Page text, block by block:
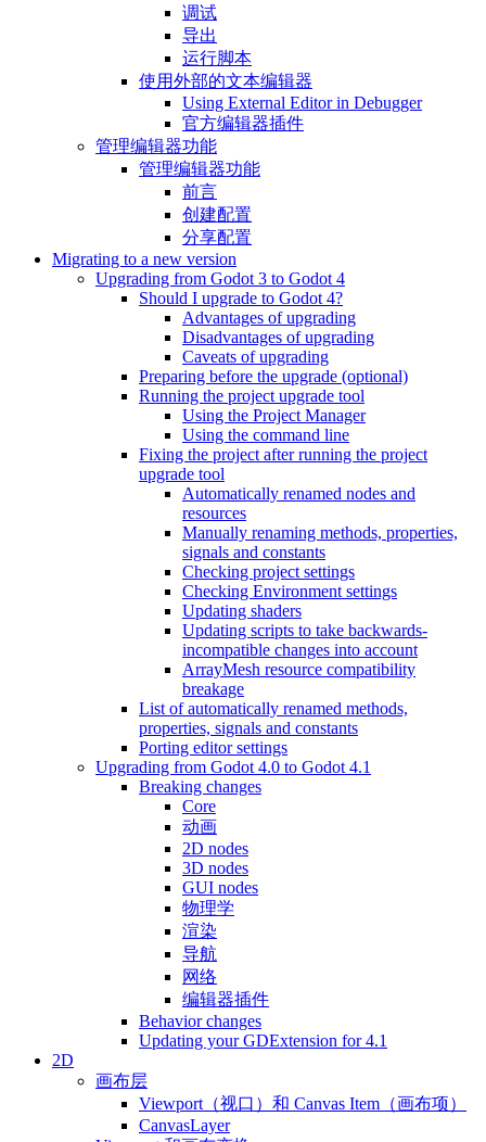
调试
导出
运行脚本
使用外部的文本编辑器
Using External Editor in Debugger
官方编辑器插件
管理编辑器功能
管理编辑器功能
前言
创建配置
分享配置
Migrating to a new version
Upgrading from Godot 3 to Godot 4
Should I upgrade to Godot 4?
Advantages of upgrading
Disadvantages of upgrading
Caveats of upgrading
Preparing before the upgrade (optional)
Running the project upgrade tool
Using the Project Manager
Using the command line
Fixing the project after running the project
upgrade tool
Automatically renamed nodes and
resources
Manually renaming methods, properties,
signals and constants
Checking project settings
Checking Environment settings
Updating shaders
Updating scripts to take backwards-
incompatible changes into account
ArrayMesh resource compatibility
breakage
List of automatically renamed methods,
properties, signals and constants
Porting editor settings
Upgrading from Godot 4.0 to Godot 4.1
Breaking changes
Core
动画
2D nodes
3D nodes
GUI nodes
物理学
渲染
导航
网络
编辑器插件
Behavior changes
Updating your GDExtension for 4.1
2D
画布层
Viewport（视口）和 Canvas Item（画布项）
CanvasLayer